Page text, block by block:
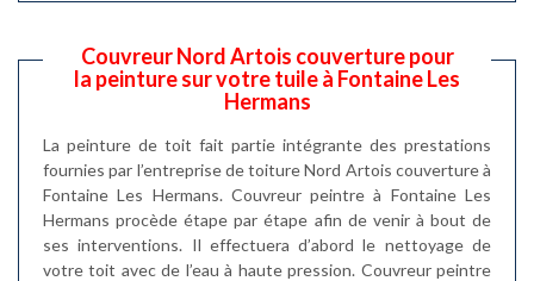
Couvreur Nord Artois couverture pour
la peinture sur votre tuile à Fontaine Les
Hermans
La peinture de toit fait partie intégrante des prestations
fournies par l’entreprise de toiture Nord Artois couverture à
Fontaine Les Hermans. Couvreur peintre à Fontaine Les
Hermans procède étape par étape afin de venir à bout de
ses interventions. Il effectuera d’abord le nettoyage de
votre toit avec de l’eau à haute pression. Couvreur peintre